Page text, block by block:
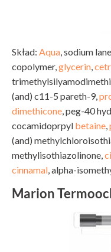
Skład: Aqua , sodium
copolymer, glycerin
(and) c11-5 pareth-9,
dimethicone , peg-40
cocamidoprpyl betaine
(and)
methylisothiazolinone,
cinnamal , alpha-
Marion